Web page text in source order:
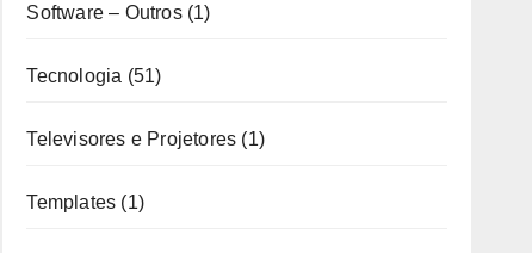
Software – Outros(1)
Tecnologia (51)
Televisores e Projetores (1)
Templates (1)